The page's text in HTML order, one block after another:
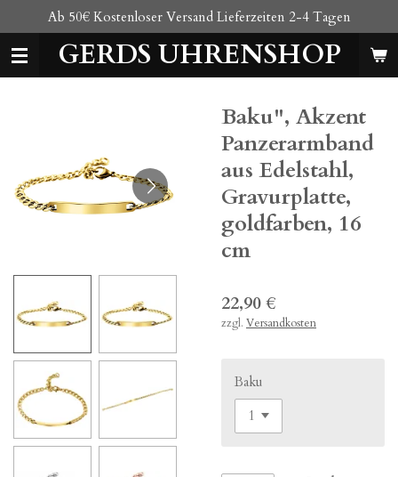
Hauptinhalt
springenGERDS UHRENSHOP
Ab 50€ Kostenloser Versand Lieferzeiten 2-4 Tagen
Baku", Akzent
Panzerarmband
aus Edelstahl,
Gravurplatte,
goldfarben, 16
cm
22,90 €
zzgl. Versandkosten
Baku